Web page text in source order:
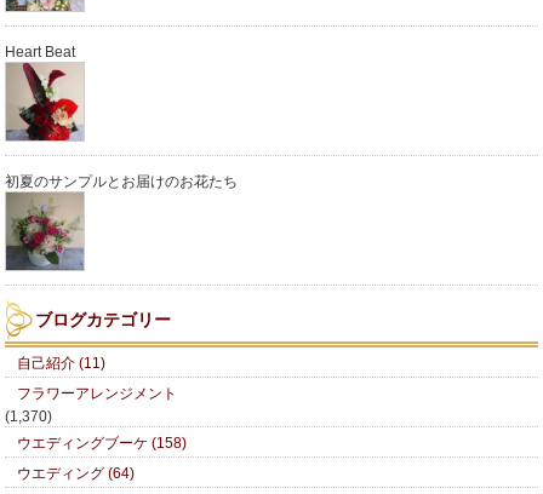
Heart Beat
初夏のサンプルとお届けのお花たち
ブログカテゴリー
自己紹介 (11)
フラワーアレンジメント
(1,370)
ウエディングブーケ (158)
ウエディング (64)